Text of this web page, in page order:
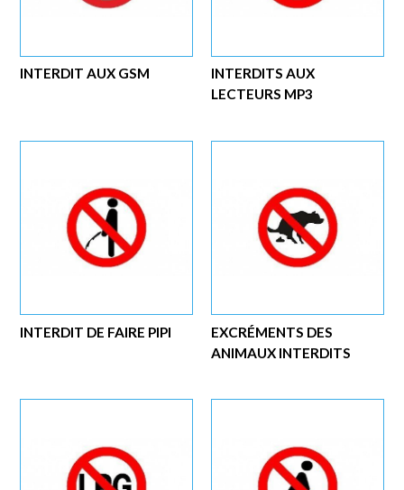
INTERDITS AUX
LECTEURS MP3
INTERDIT AUX GSM
EXCRÉMENTS DES
ANIMAUX INTERDITS
INTERDIT DE FAIRE PIPI